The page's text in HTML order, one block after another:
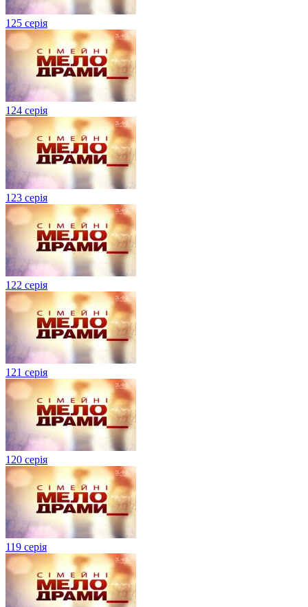
125 серія
124 серія
123 серія
122 серія
121 серія
120 серія
119 серія